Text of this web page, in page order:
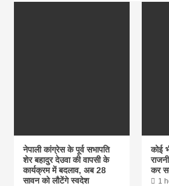
नेपाली कांग्रेस के पूर्व सभापति
शेर बहादुर देउवा की वापसी के
कार्यक्रम में बदलाव, अब 28
सावन को लौटेंगे स्वदेश
कोई
कर
1